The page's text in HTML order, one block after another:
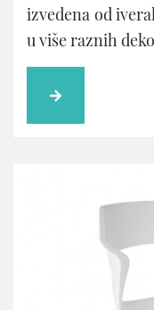
izvedena od
u više raznih